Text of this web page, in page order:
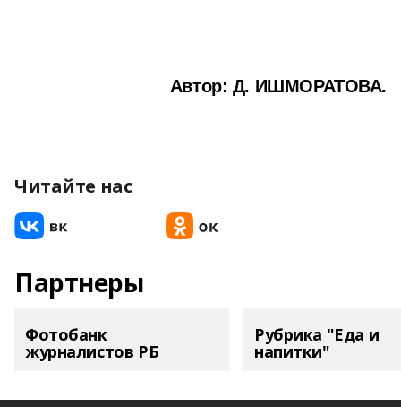
Автор: Д. ИШМОРАТОВА.
Читайте нас
Партнеры
Фотобанк
журналистов РБ
Рубрика "Еда и
напитки"